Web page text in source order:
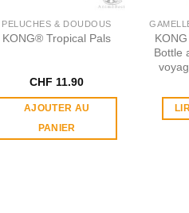
PELUCHES & DOUDOUS
KONG® Tropical Pals
CHF 11.90
AJOUTER AU
PANIER
Bottle